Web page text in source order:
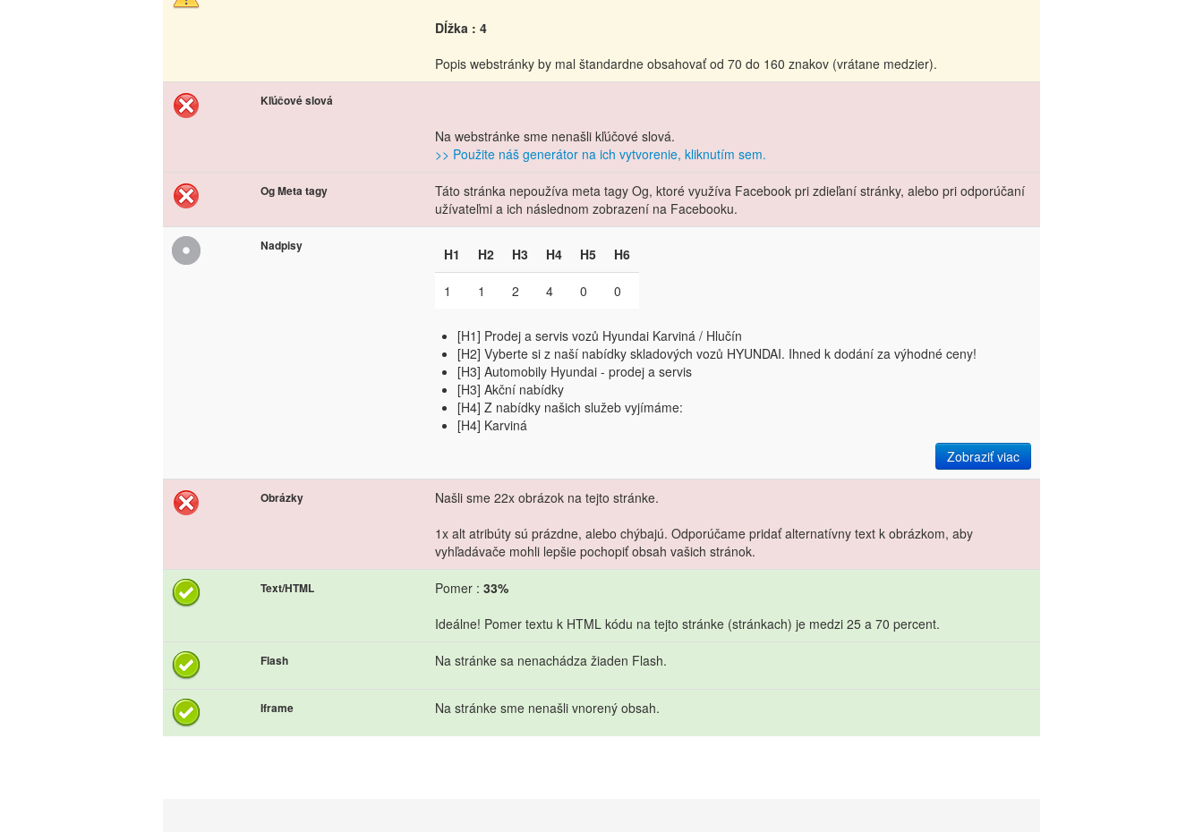
Dĺžka : 4
Popis webstránky by mal štandardne obsahovať od 70 do 160 znakov (vrátane medzier).
Kľúčové slová
Na webstránke sme nenašli kľúčové slová.
>> Použite náš generátor na ich vytvorenie, kliknutím sem.
Og Meta tagy
Táto stránka nepoužíva meta tagy Og, ktoré využíva Facebook pri zdieľaní stránky, alebo pri odporúčaní
užívateľmi a ich následnom zobrazení na Facebooku.
Nadpisy H1 H2 H3 H4 H5 H6
1 1 2 4 0 0
[H1] Prodej a servis vozů Hyundai Karviná / Hlučín
[H2] Vyberte si z naší nabídky skladových vozů HYUNDAI. Ihned k dodání za výhodné ceny!
[H3] Automobily Hyundai - prodej a servis
[H3] Akční nabídky
[H4] Z nabídky našich služeb vyjímáme:
[H4] Karviná
Zobraziť viac
Obrázky
Našli sme 22x obrázok na tejto stránke.
1x alt atribúty sú prázdne, alebo chýbajú. Odporúčame pridať alternatívny text k obrázkom, aby
vyhľadávače mohli lepšie pochopiť obsah vašich stránok.
Text/HTML Pomer : 33%
Ideálne! Pomer textu k HTML kódu na tejto stránke (stránkach) je medzi 25 a 70 percent.
Flash Na stránke sa nenachádza žiaden Flash.
Iframe Na stránke sme nenašli vnorený obsah.